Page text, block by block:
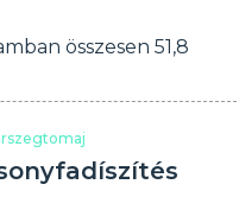
összesen 51,8